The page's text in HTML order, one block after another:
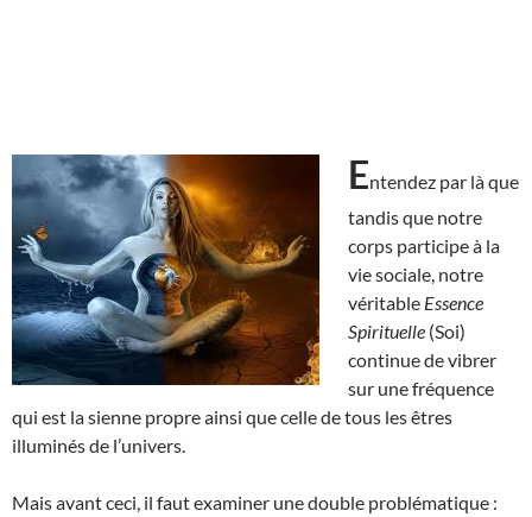
Entendez par là que
tandis que notre
corps participe à la
vie sociale, notre
véritable Essence
Spirituelle (Soi)
continue de vibrer
sur une fréquence
qui est la sienne propre ainsi que celle de tous les êtres
illuminés de l’univers.
Mais avant ceci, il faut examiner une double problématique :